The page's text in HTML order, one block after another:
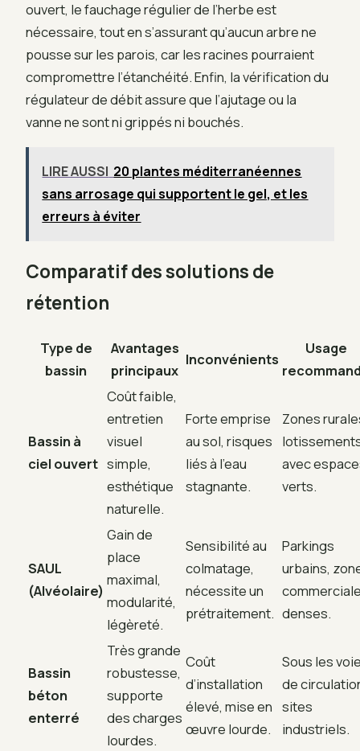
ouvert, le fauchage régulier de l’herbe est
nécessaire, tout en s’assurant qu’aucun arbre ne
pousse sur les parois, car les racines pourraient
compromettre l’étanchéité. Enfin, la vérification du
régulateur de débit assure que l’ajutage ou la
vanne ne sont ni grippés ni bouchés.
LIRE AUSSI 20 plantes méditerranéennes
sans arrosage qui supportent le gel, et les
erreurs à éviter
Comparatif des solutions de
rétention
Type de
bassin
Avantages
principaux
Inconvénients
Usage
Bassin à
ciel ouvert
Coût faible,
entretien
visuel
simple,
esthétique
naturelle.
Forte emprise
au sol, risques
liés à l’eau
stagnante.
Zones
avec
verts.
SAUL
(Alvéolaire)
Gain de
place
maximal,
modularité,
légèreté.
Sensibilité au
colmatage,
nécessite un
prétraitement.
Parkings
urbains,
denses.
Bassin
béton
enterré
Très grande
robustesse,
supporte
des charges
lourdes.
Coût
d’installation
élevé, mise en
œuvre lourde.
Sous les
de
sites
industriels.